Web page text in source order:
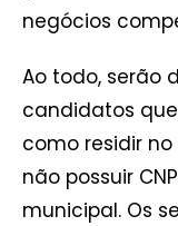
negócios
Ao todo, serão
candidatos
como residir
não possuir
municipal. Os